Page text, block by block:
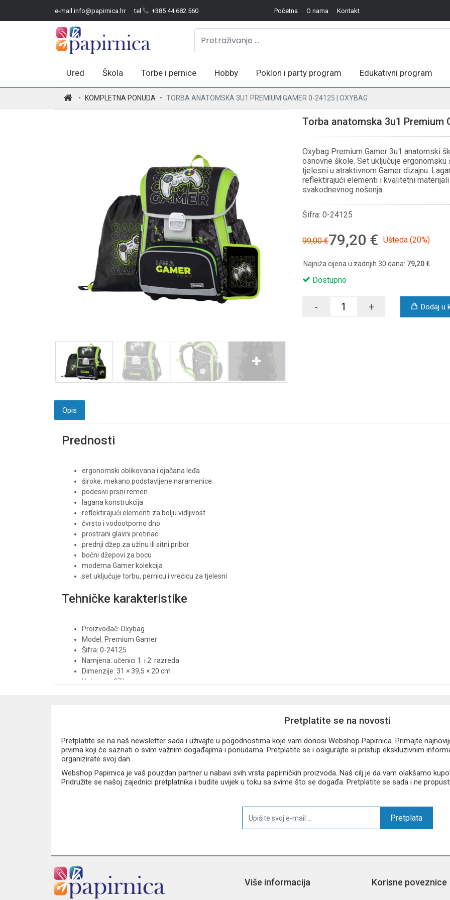
e-mail info@papirnica.hr tel +385 44 682 560 Početna O nama Kontakt
Ured Škola Torbe i pernice Hobby Poklon i party program Edukativni program
KOMPLETNA PONUDA TORBA ANATOMSKA 3U1 PREMIUM GAMER 0-24125 | OXYBAG
Torba anatomska 3u1 Premium
Oxybag Premium Gamer 3u1 anatomski
osnovne škole. Set uključuje
tjelesni u atraktivnom Gamer dizajnu.
reflektirajući elementi i kvalitetni
svakodnevnog nošenja.
Šifra: 0-24125
99,00 €79,20 € Ušteda (20%)
Najniža cijena u zadnjih 30 dana: 79,20 €
Dostupno
- + Dodaj u
Opis
Prednosti
ergonomski oblikovana i ojačana leđa
široke, mekano podstavljene naramenice
podesivi prsni remen
lagana konstrukcija
reflektirajući elementi za bolju vidljivost
čvrsto i vodootporno dno
prostrani glavni pretinac
prednji džep za užinu ili sitni pribor
bočni džepovi za bocu
moderna Gamer kolekcija
set uključuje torbu, pernicu i vrećicu za tjelesni
Tehničke karakteristike
Proizvođač: Oxybag
Model: Premium Gamer
Šifra: 0-24125
Namjena: učenici 1. i 2. razreda
Dimenzije: 31 × 39,5 × 20 cm
Volumen: 27 l
Podesive naramenice: da
Podesivi prsni remen: da
Pretplatite se na novosti
Pretplatite se na naš newsletter sada i uživajte u pogodnostima koje vam donosi Webshop Papirnica. Primajte
prvima koji će saznati o svim važnim događajima i ponudama. Pretplatite se i osigurajte si pristup ekskluzivnim
organizirate svoj dan.
Webshop Papirnica je vaš pouzdan partner u nabavi svih vrsta papirničkih proizvoda. Naš cilj je da vam olakšamo
Pridružite se našoj zajednici pretplatnika i budite uvijek u toku sa svime što se događa. Pretplatite se sada i ne
Pretplata
Više informacija Korisne poveznice